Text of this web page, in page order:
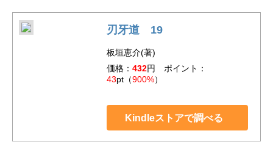
刃牙道 19
板垣恵介(著)
価格： 432円 ポイント：
43pt（900%）
Kindleストアで調べる